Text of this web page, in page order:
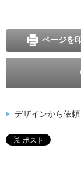
ページを
デザインから依